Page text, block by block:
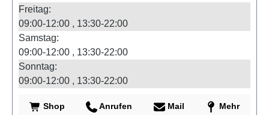
Freitag:
09:00-12:00
13:30-22:00
Samstag:
09:00-12:00
13:30-22:00
Sonntag:
09:00-12:00
13:30-22:00
Shop Anrufen Mail Mehr